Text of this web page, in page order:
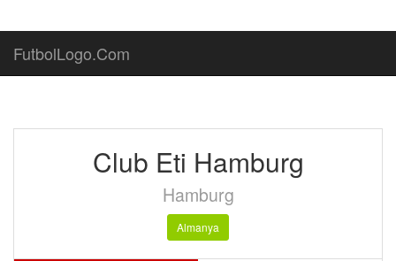
FutbolLogo.Com
Club Eti Hamburg
Hamburg
Almanya